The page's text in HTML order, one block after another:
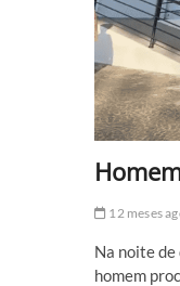
12 meses
Na noite
homem